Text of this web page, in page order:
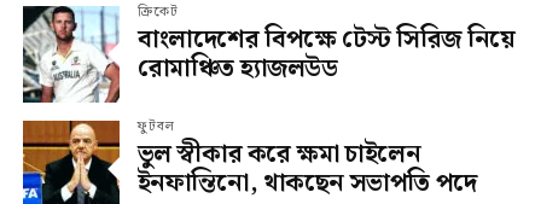
ক্রিকেট
বাংলাদেশের বিপক্ষে টেস্ট সিরিজ নিয়ে
রোমাঞ্চিত হ্যাজলউড
ফুটবল
ভুল স্বীকার করে ক্ষমা চাইলেন
ইনফান্তিনো, থাকছেন সভাপতি পদে